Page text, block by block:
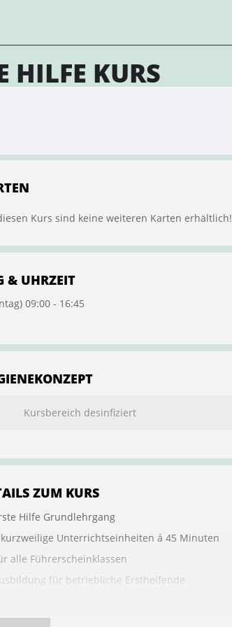
HILFE KURS
Kurs sind keine weiteren Karten erhältlich!
& UHRZEIT
09:00 - 16:45
Kursbereich desinfiziert
ZUM KURS
Hilfe Grundlehrgang
Unterrichtseinheiten á 45 Minuten
alle Führerscheinklassen
für betriebliche Ersthelfende